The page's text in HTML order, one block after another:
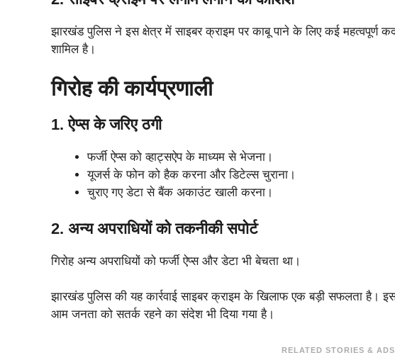
झारखंड पुलिस ने इस क्षेत्र में साइबर क्राइम पर काबू पाने के लिए कई महत्वपूर्ण
शामिल है।
गिरोह की कार्यप्रणाली
1. ऐप्स के जरिए ठगी
फर्जी ऐप्स को व्हाट्सऐप के माध्यम से भेजना।
यूजर्स के फोन को हैक करना और डिटेल्स चुराना।
चुराए गए डेटा से बैंक अकाउंट खाली करना।
2. अन्य अपराधियों को तकनीकी सपोर्ट
गिरोह अन्य अपराधियों को फर्जी ऐप्स और डेटा भी बेचता था।
झारखंड पुलिस की यह कार्रवाई साइबर क्राइम के खिलाफ एक बड़ी सफलता है।
आम जनता को सतर्क रहने का संदेश भी दिया गया है।
RELATED STORIES & ADS